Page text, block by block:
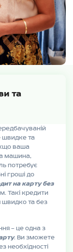
та
швидке та
ваша
машина,
потребує
гроші до
на карту без
Такі кредити
швидко та без
— це одна з
. Ви зможете
необхідності